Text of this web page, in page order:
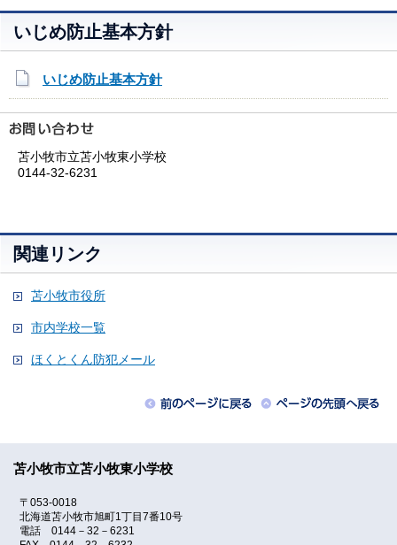
いじめ防止基本方針
いじめ防止基本方針
苫小牧市立苫小牧東小学校
0144-32-6231
関連リンク
苫小牧市役所
市内学校一覧
ほくとくん防犯メール
苫小牧市立苫小牧東小学校
〒053-0018
北海道苫小牧市旭町1丁目7番10号
電話 0144－32－6231